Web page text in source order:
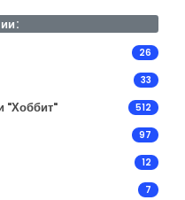
26
33
"Хоббит" 512
97
12
7